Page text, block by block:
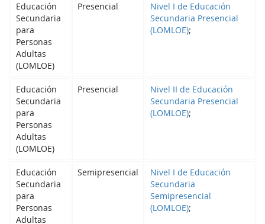
Educación
Secundaria
para
Personas
Adultas
(LOMLOE)
Presencial
Nivel I de Educación
Secundaria Presencial
(LOMLOE);
Educación
Secundaria
para
Personas
Adultas
(LOMLOE)
Presencial
Nivel II de Educación
Secundaria Presencial
(LOMLOE);
Educación
Secundaria
para
Personas
Adultas
Semipresencial
Nivel I de Educación
Secundaria
Semipresencial
(LOMLOE);